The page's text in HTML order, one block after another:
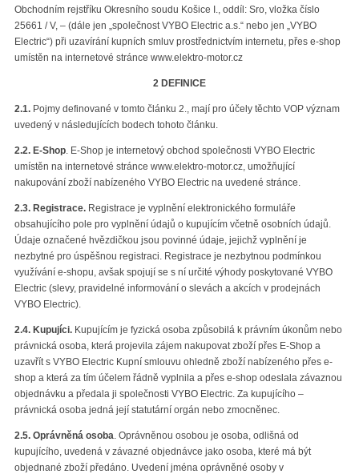
Obchodním rejstříku Okresního soudu Košice I., oddíl: Sro, vložka číslo
25661 / V, – (dále jen „společnost VYBO Electric a.s.“ nebo jen „VYBO
Electric“) při uzavírání kupních smluv prostřednictvím internetu, přes e-shop
umístěn na internetové stránce www.elektro-motor.cz
2 DEFINICE
2.1. Pojmy definované v tomto článku 2., mají pro účely těchto VOP význam
uvedený v následujících bodech tohoto článku.
2.2. E-Shop . E-Shop je internetový obchod společnosti VYBO Electric
umístěn na internetové stránce www.elektro-motor.cz, umožňující
nakupování zboží nabízeného VYBO Electric na uvedené stránce.
2.3. Registrace. Registrace je vyplnění elektronického formuláře
obsahujícího pole pro vyplnění údajů o kupujícím včetně osobních údajů.
Údaje označené hvězdičkou jsou povinné údaje, jejichž vyplnění je
nezbytné pro úspěšnou registraci. Registrace je nezbytnou podmínkou
využívání e-shopu, avšak spojují se s ní určité výhody poskytované VYBO
Electric (slevy, pravidelné informování o slevách a akcích v prodejnách
VYBO Electric).
2.4. Kupujíci. Kupujícím je fyzická osoba způsobilá k právním úkonům nebo
právnická osoba, která projevila zájem nakupovat zboží přes E-Shop a
uzavřít s VYBO Electric Kupní smlouvu ohledně zboží nabízeného přes e-
shop a která za tím účelem řádně vyplnila a přes e-shop odeslala závaznou
objednávku a předala ji společnosti VYBO Electric. Za kupujícího –
právnická osoba jedná její statutární orgán nebo zmocněnec.
2.5. Oprávněná osoba . Oprávněnou osobou je osoba, odlišná od
kupujícího, uvedená v závazné objednávce jako osoba, které má být
objednané zboží předáno. Uvedení jména oprávněné osoby v